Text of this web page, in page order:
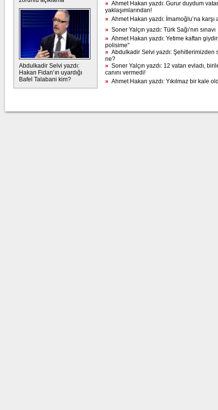
Abdulkadir Selvi yazdı:
Hakan Fidan’ın uyardığı
Bafel Talabani kim?
» Ahmet Hakan yazdı: Gurur duydum
yaklaşımlarından!
» Ahmet Hakan yazdı: İmamoğlu’na karşı
» Soner Yalçın yazdı: Türk Sağı’nın sınavı
» Ahmet Hakan yazdı: Yetime kaftan
polisime"
» Abdulkadir Selvi yazdı: Şehitlerimizden
ne?
» Soner Yalçın yazdı: 12 vatan evladı,
canını vermedi!
» Ahmet Hakan yazdı: Yıkılmaz bir kale